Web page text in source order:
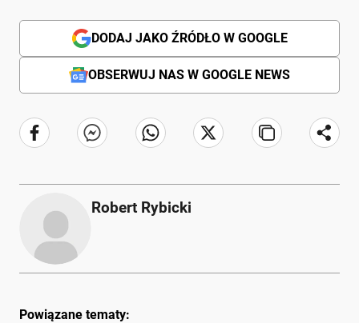
DODAJ JAKO ŹRÓDŁO W GOOGLE
OBSERWUJ NAS W GOOGLE NEWS
Robert Rybicki
Powiązane tematy: